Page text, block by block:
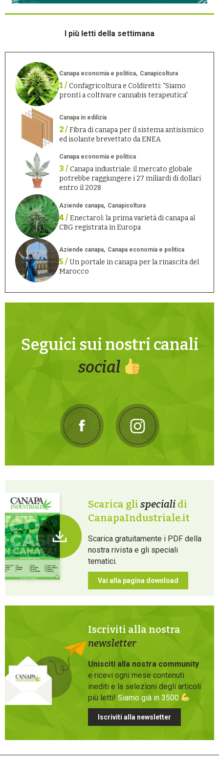
I più letti della settimana
Canapa economia e politica Canapicoltura
1 /Confagricoltura e Coldiretti: “Siamo
pronti a coltivare cannabis terapeutica”
Canapa in edilizia
2 /Fibra di canapa per il sistema antisismico
ed isolante brevettato da ENEA
Canapa economia e politica
3 /Canapa industriale: il mercato globale
potrebbe raggiungere i 27 miliardi di dollari
entro il 2028
Aziende canapa Canapicoltura
4 /Enectarol: la prima varietà di canapa al
CBG registrata in Europa
Aziende canapa Canapa economia e politica
5 /Un portale in canapa per la rinascita del
Marocco
Seguici sui nostri canali
social
Scarica gli speciali di
CanapaIndustriale.it
Scarica gratuitamente i PDF della
nostra rivista e gli speciali
tematici.
Vai alla pagina download
Iscriviti alla nostra
newsletter
Unisciti alla nostra community
e ricevi ogni mese contenuti
inediti e la selezioni degli articoli
più letti! Siamo già in 3500
Iscriviti alla newsletter